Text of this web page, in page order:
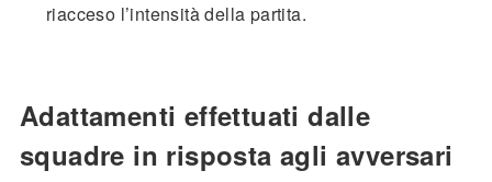
riacceso l’intensità della partita.
Adattamenti effettuati dalle
squadre in risposta agli avversari